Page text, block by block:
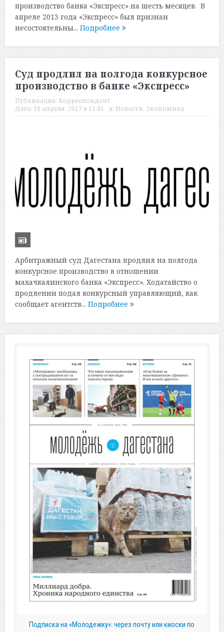
производство банка «Экспресс» на шесть месяцев. В
апреле 2013 года «Экспресс» был признан
несостоятельны... Подробнее
Суд продлил на полгода конкурсное
производство в банке «Экспресс»
Публикация: Корреспондент
Дата: 10 апреля, 2017 в 12:41 в: Новости, Экономика
Арбитражный суд Дагестана продлил на полгода
конкурсное производство в отношении
махачкалинского банка «Экспресс». Ходатайство о
продлении подал конкурсный управляющий, как
сообщает агентств... Подробнее
Подписка на «Молодежку»: через почту или киоски по